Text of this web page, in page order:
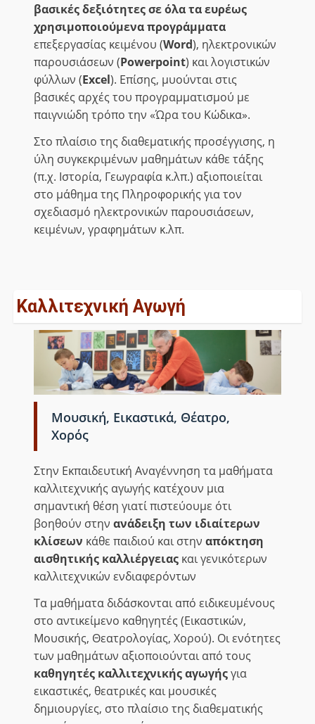
βασικές δεξιότητες σε όλα τα ευρέως
χρησιμοποιούμενα προγράμματα
επεξεργασίας κειμένου (Word), ηλεκτρονικών
παρουσιάσεων (Powerpoint) και λογιστικών
φύλλων (Excel). Επίσης, μυούνται στις
βασικές αρχές του προγραμματισμού με
παιγνιώδη τρόπο την «Ώρα του Κώδικα».
Στο πλαίσιο της διαθεματικής προσέγγισης, η
ύλη συγκεκριμένων μαθημάτων κάθε τάξης
(π.χ. Ιστορία, Γεωγραφία κ.λπ.) αξιοποιείται
στο μάθημα της Πληροφορικής για τον
σχεδιασμό ηλεκτρονικών παρουσιάσεων,
κειμένων, γραφημάτων κ.λπ.
Καλλιτεχνική Αγωγή
Μουσική, Εικαστικά, Θέατρο,
Χορός
Στην Εκπαιδευτική Αναγέννηση τα μαθήματα
καλλιτεχνικής αγωγής κατέχουν μια
σημαντική θέση γιατί πιστεύουμε ότι
βοηθούν στηνανάδειξη των ιδιαίτερων
κλίσεων κάθε παιδιού και στηναπόκτηση
αισθητικής καλλιέργειας και γενικότερων
καλλιτεχνικών ενδιαφερόντων
Τα μαθήματα διδάσκονται από ειδικευμένους
στο αντικείμενο καθηγητές (Εικαστικών,
Μουσικής, Θεατρολογίας, Χορού). Οι ενότητες
των μαθημάτων αξιοποιούνται από τους
καθηγητές καλλιτεχνικής αγωγήςγια
εικαστικές, θεατρικές και μουσικές
δημιουργίες, στο πλαίσιο της διαθεματικής